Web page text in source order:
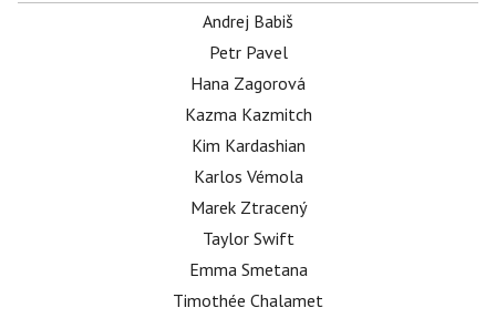
Andrej Babiš
Petr Pavel
Hana Zagorová
Kazma Kazmitch
Kim Kardashian
Karlos Vémola
Marek Ztracený
Taylor Swift
Emma Smetana
Timothée Chalamet